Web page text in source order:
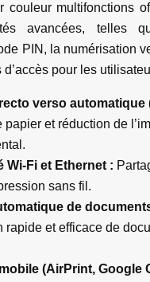
couleur multifonctions
avancées, telles
PIN, la numérisation
pour les
verso automatique
papier et réduction de
Wi-Fi et Ethernet :
sans fil.
de
rapide et efficace de
(AirPrint, Google